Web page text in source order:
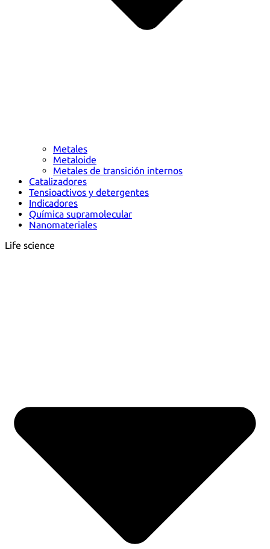
Metales
Metaloide
Metales de transición internos
Catalizadores
Tensioactivos y detergentes
Indicadores
Química supramolecular
Nanomateriales
Life science